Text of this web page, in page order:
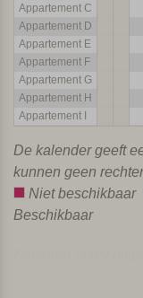
Appartement C
Appartement D
Appartement E
Appartement F
Appartement G
Appartement H
Appartement I
De kalender geeft
kunnen geen
Niet beschikbaar
Beschikbaar